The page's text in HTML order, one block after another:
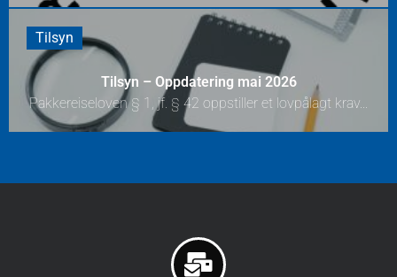
Tilsyn
Tilsyn – Oppdatering mai 2026
Pakkereiseloven § 1, jf. § 42 oppstiller et lovpålagt krav...